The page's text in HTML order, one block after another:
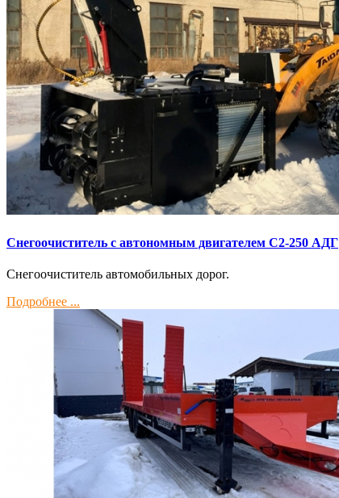
Снегоочиститель с автономным двигателем С2-250 АДГ
Снегоочиститель автомобильных дорог.
Подробнее ...